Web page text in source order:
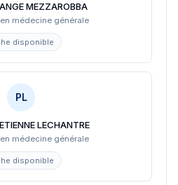
MEZZAROBBA
médecine générale
disponible
PL
LECHANTRE
médecine générale
disponible